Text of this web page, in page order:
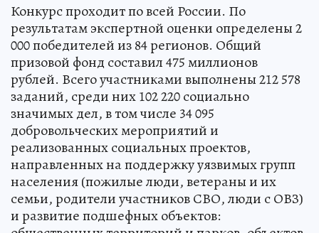
Конкурс проходит по всей России. По
результатам экспертной оценки определены 2
000 победителей из 84 регионов. Общий
призовой фонд составил 475 миллионов
рублей. Всего участниками выполнены 212 578
заданий, среди них 102 220 социально
значимых дел, в том числе 34 095
добровольческих мероприятий и
реализованных социальных проектов,
направленных на поддержку уязвимых групп
населения (пожилые люди, ветераны и их
семьи, родители участников СВО, люди с ОВЗ)
и развитие подшефных объектов: